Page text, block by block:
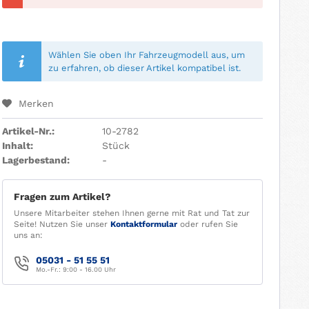
Wählen Sie oben Ihr Fahrzeugmodell aus, um
zu erfahren, ob dieser Artikel kompatibel ist.
Merken
Artikel-Nr.:
10-2782
Inhalt:
Stück
Lagerbestand:
-
Fragen zum Artikel?
Unsere Mitarbeiter stehen Ihnen gerne mit Rat und Tat zur
Seite! Nutzen Sie unser Kontaktformularoder rufen Sie
uns an:
05031 - 51 55 51
Mo.-Fr.: 9:00 - 16.00 Uhr